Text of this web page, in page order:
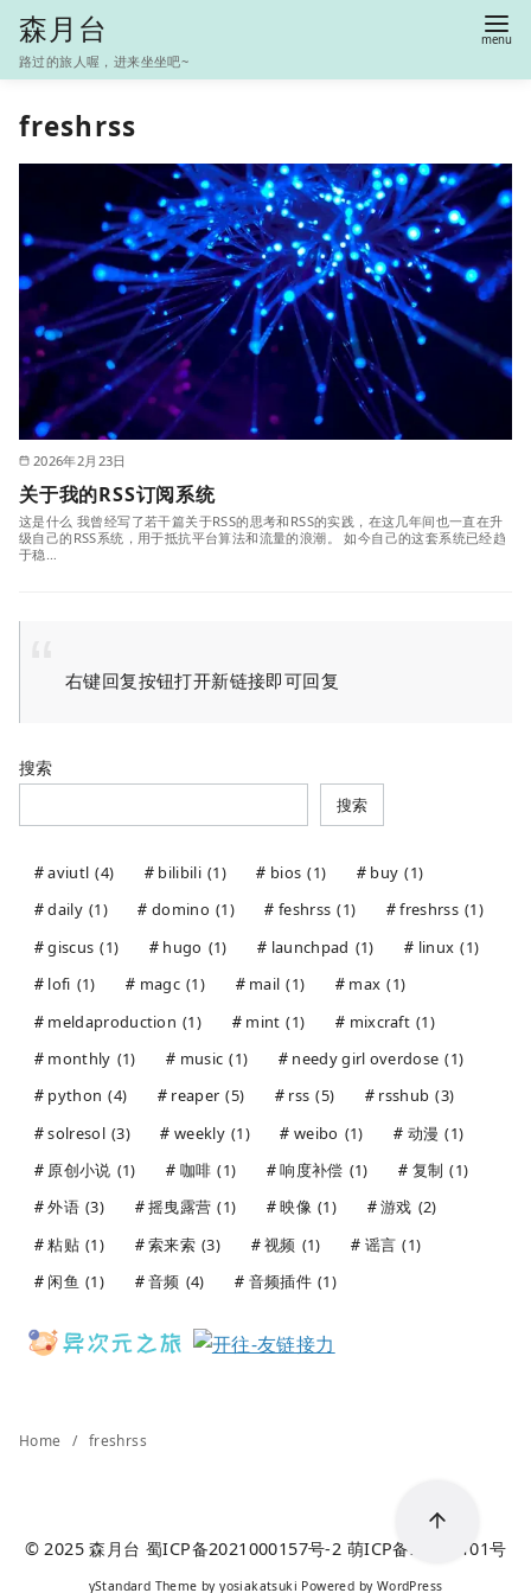
i
森月台
路过的旅人喔，进来坐坐吧~
freshrss
2026年2月23日
关于我的RSS订阅系统
这是什么 我曾经写了若干篇关于RSS的思考和RSS的实践，在这几年间也一直在升
级自己的RSS系统，用于抵抗平台算法和流量的浪潮。 如今自己的这套系统已经趋
于稳…
右键回复按钮打开新链接即可回复
搜索
搜索
aviutl (4) bilibili (1) bios (1) buy (1)
daily (1) domino (1) feshrss (1) freshrss (1)
giscus (1) hugo (1) launchpad (1) linux (1)
lofi (1) magc (1) mail (1) max (1)
meldaproduction (1) mint (1) mixcraft (1)
monthly (1) music (1) needy girl overdose (1)
python (4) reaper (5) rss (5) rsshub (3)
solresol (3) weekly (1) weibo (1) 动漫 (1)
原创小说 (1) 咖啡 (1) 响度补偿 (1) 复制 (1)
外语 (3) 摇曳露营 (1) 映像 (1) 游戏 (2)
粘贴 (1) 索来索 (3) 视频 (1) 谣言 (1)
闲鱼 (1) 音频 (4) 音频插件 (1)
Home freshrss
© 2025森月台 蜀ICP备2021000157号-2 萌ICP备20241101号
yStandard Theme byyosiakatsuki Powered by WordPress